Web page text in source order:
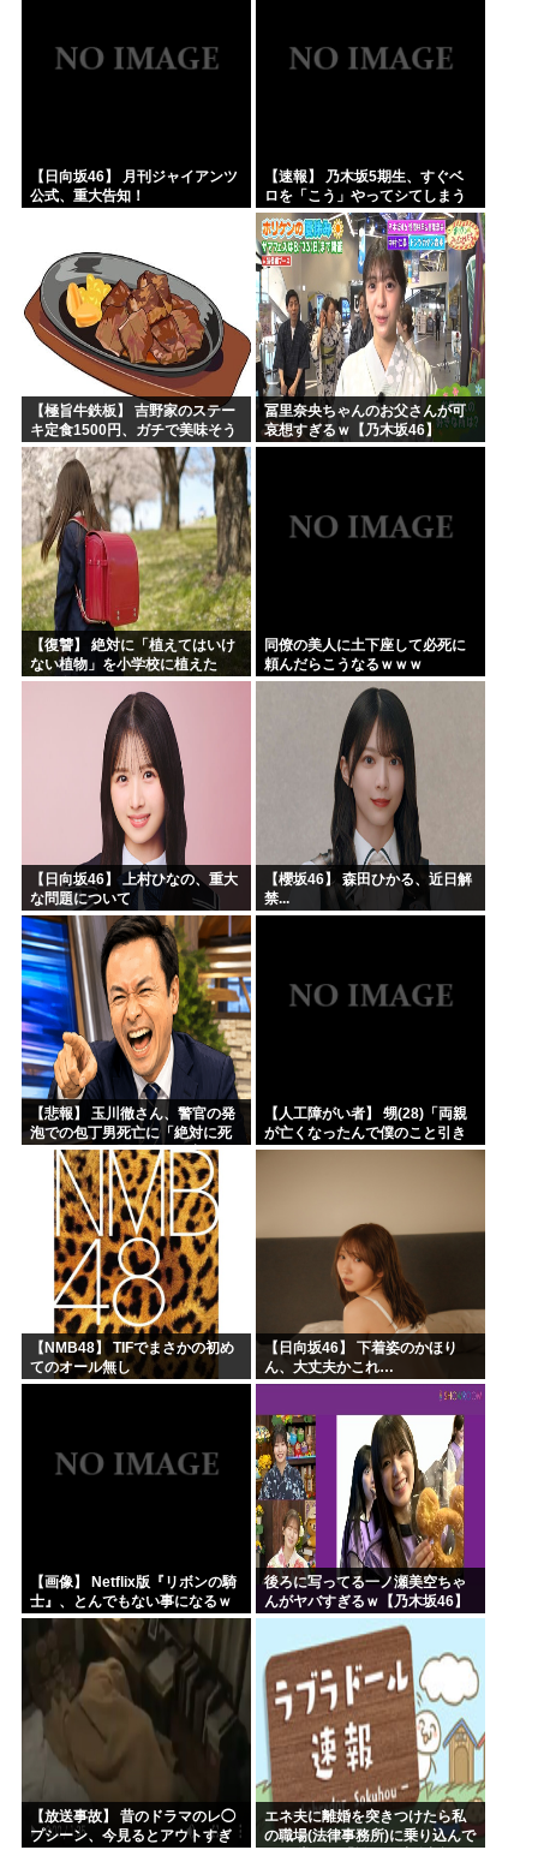
【日向坂46】 月刊ジャイアンツ
公式、重大告知！
【速報】 乃木坂5期生、すぐベ
ロを「こう」やってシてしまう
ｗｗｗｗｗｗ
【極旨牛鉄板】 吉野家のステー
キ定食1500円、ガチで美味そう
ｗｗｗ
冨里奈央ちゃんのお父さんが可
哀想すぎるｗ【乃木坂46】
【復讐】 絶対に「植えてはいけ
ない植物」を小学校に植えた
→20年経って見に行くと…
「！？」衝撃の光景が・・・
同僚の美人に土下座して必死に
頼んだらこうなるｗｗｗ
【日向坂46】 上村ひなの、重大
な問題について
【櫻坂46】 森田ひかる、近日解
禁...
【悲報】 玉川徹さん、警官の発
泡での包丁男死亡に「絶対に死
刑にならない罪なのに警察が死
刑にした！」 → 元警官のマジレ
スがコチラ → ………
【人工障がい者】 甥(28)「両親
が亡くなったんで僕のこと引き
取ってほしいんですけど！」な
【NMB48】 TIFでまさかの初め
てのオール無し
【日向坂46】 下着姿のかほり
ん、大丈夫かこれ…
【画像】 Netflix版『リボンの騎
士』、とんでもない事になるｗ
ｗｗｗｗ
後ろに写ってる一ノ瀬美空ちゃ
んがヤバすぎるｗ【乃木坂46】
【放送事故】 昔のドラマのレ◯
プシーン、今見るとアウトすぎ
エネ夫に離婚を突きつけたら私
の職場(法律事務所)に乗り込んで